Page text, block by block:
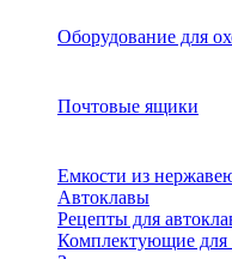
Оборудование для
Почтовые ящики
Емкости из
Автоклавы
Рецепты для
Комплектующие для